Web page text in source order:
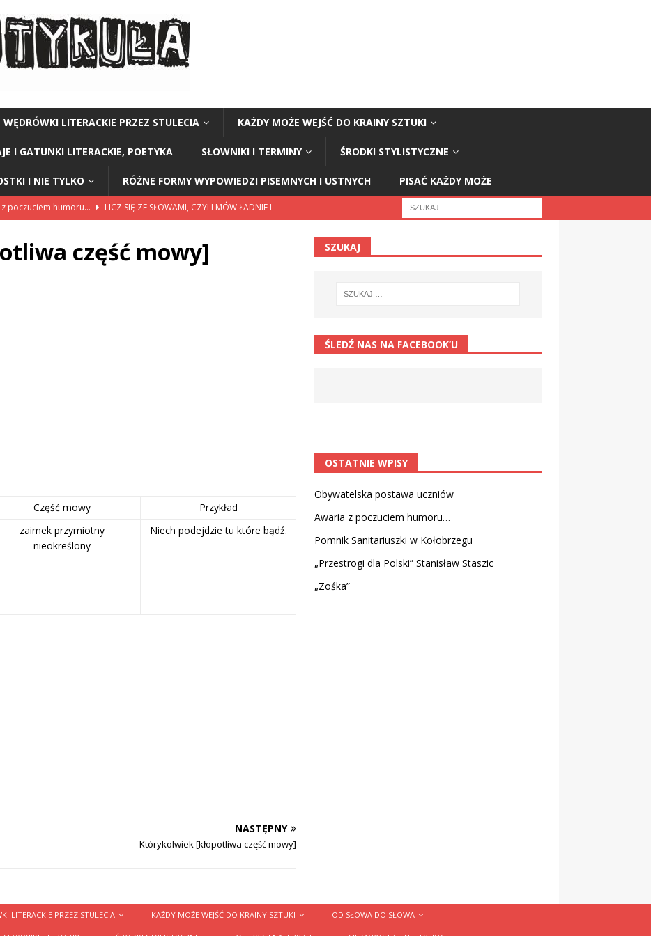
WĘDRÓWKI LITERACKIE PRZEZ STULECIA KAŻDY MOŻE WEJŚĆ DO KRAINY SZTUKI
I GATUNKI LITERACKIE, POETYKA SŁOWNIKI I TERMINY ŚRODKI STYLISTYCZNE
I NIE TYLKO RÓŻNE FORMY WYPOWIEDZI PISEMNYCH I USTNYCH PISAĆ KAŻDY MOŻE
poczuciem humoru…
LICZ SIĘ ZE SŁOWAMI, CZYLI MÓW ŁADNIE I
Sanitariuszki w Kołobrzegu
BEZ KATEGORII
część mowy]
Część mowy
Przykład
zaimek przymiotny
nieokreślony
Niech podejdzie tu które bądź.
NASTĘPNY
Którykolwiek [kłopotliwa część mowy]
SZUKAJ
ŚLEDŹ NAS NA FACEBOOK’U
OSTATNIE WPISY
Obywatelska postawa uczniów
Awaria z poczuciem humoru…
Pomnik Sanitariuszki w Kołobrzegu
„Przestrogi dla Polski” Stanisław Staszic
„Zośka”
LITERACKIE PRZEZ STULECIA KAŻDY MOŻE WEJŚĆ DO KRAINY SZTUKI OD SŁOWA DO SŁOWA